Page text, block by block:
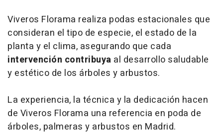
Viveros Florama realiza podas estacionales que
consideran el tipo de especie, el estado de la
planta y el clima, asegurando que cada
intervención contribuya al desarrollo saludable
y estético de los árboles y arbustos.
La experiencia, la técnica y la dedicación hacen
de Viveros Florama una referencia en poda de
árboles, palmeras y arbustos en Madrid.